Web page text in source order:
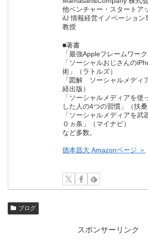
他ベンチャー・スタートア
iU 情報経営イノベーショ
教授
■著書
「最強Appleフレームワー
「ソーシャルおじさんの
術」（ラトルズ）
「図解 ソーシャルメディ
経出版）
「ソーシャルメディアを使
した人の4つの習慣」（扶桑
「ソーシャルメディアを武
０ヵ条」（マイナビ）
など多数。
徳本昌大 Amazonページ ＞
ブログ
スポンサーリンク